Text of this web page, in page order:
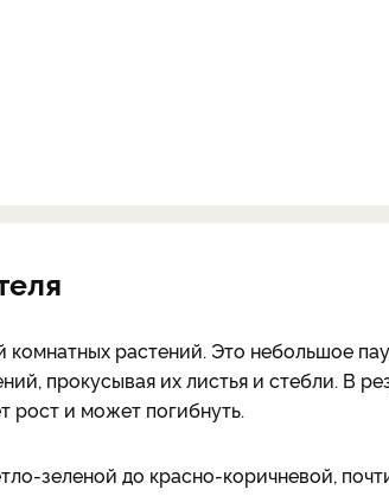
растений. Это небольшое
прокусывая их листья и стебли. В
рост и может погибнуть.
зеленой до красно-коричневой,